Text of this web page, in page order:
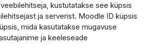
kustutatakse see küpsis
ja serverist. Moodle ID küpsis
mida kasutatakse mugavuse
ja keeleseade